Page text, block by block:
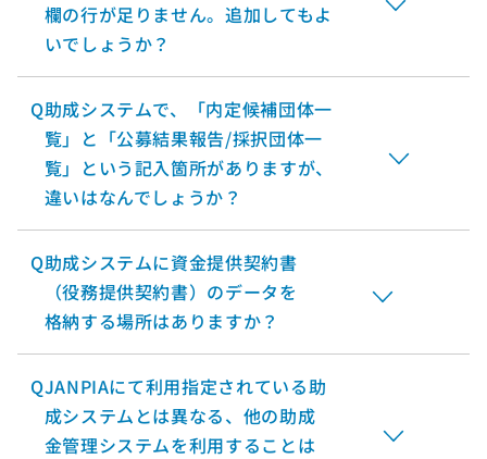
欄の行が足りません。追加してもよ
いでしょうか？
Q助成システムで、「内定候補団体一
覧」と「公募結果報告/採択団体一
覧」という記入箇所がありますが、
違いはなんでしょうか？
Q助成システムに資金提供契約書
（役務提供契約書）のデータを
格納する場所はありますか？
QJANPIAにて利用指定されている助
成システムとは異なる、他の助成
金管理システムを利用することは